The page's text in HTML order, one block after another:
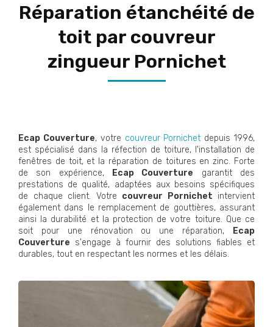
Réparation étanchéité de
toit par couvreur
zingueur Pornichet
Ecap Couverture, votre couvreur Pornichet depuis 1996,
est spécialisé dans la réfection de toiture, l'installation de
fenêtres de toit, et la réparation de toitures en zinc. Forte
de son expérience,
Ecap Couverture garantit des
prestations de qualité, adaptées aux besoins spécifiques
de chaque client. Votre couvreur Pornichet intervient
également dans le remplacement de gouttières, assurant
ainsi la durabilité et la protection de votre toiture. Que ce
soit pour une rénovation ou une réparation,
Ecap
Couverture s'engage à fournir des solutions fiables et
durables, tout en respectant les normes et les délais.